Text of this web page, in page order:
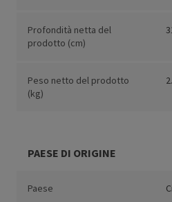
Profondità netta del
prodotto (cm)
Peso netto del prodotto
(kg)
PAESE DI ORIGINE
Paese